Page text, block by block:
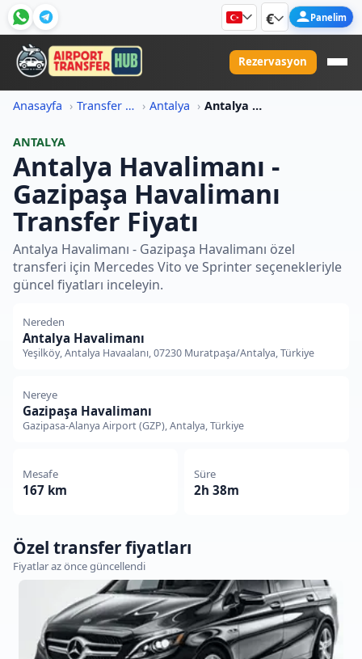
€ Panelim
Rezervasyon
Anasayfa Transfer Fiyat Bilgileri Antalya Antalya Havalimani Gazipasa Havalimani Transfer Fiyati
ANTALYA
Antalya Havalimanı -
Gazipaşa Havalimanı
Transfer Fiyatı
Antalya Havalimanı - Gazipaşa Havalimanı özel
transferi için Mercedes Vito ve Sprinter seçenekleriyle
güncel fiyatları inceleyin.
Nereden
Antalya Havalimanı
Yeşilköy, Antalya Havaalanı, 07230 Muratpaşa/Antalya, Türkiye
Nereye
Gazipaşa Havalimanı
Gazipasa-Alanya Airport (GZP), Antalya, Türkiye
Mesafe
167 km
Süre
2h 38m
Özel transfer fiyatları
Fiyatlar az önce güncellendi